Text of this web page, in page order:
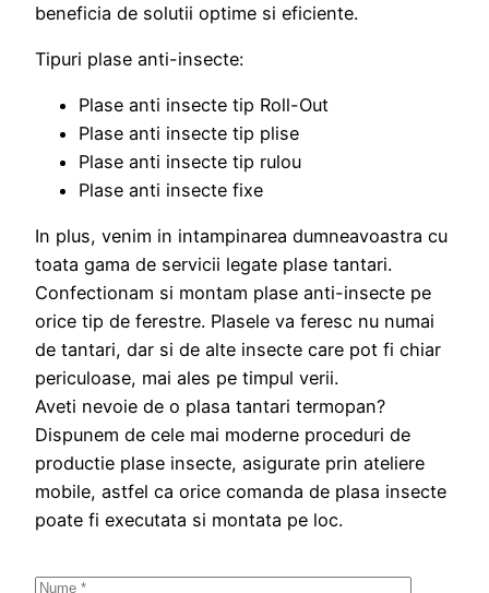
beneficia de solutii optime si eficiente.
Tipuri plase anti-insecte:
Plase anti insecte tip Roll-Out
Plase anti insecte tip plise
Plase anti insecte tip rulou
Plase anti insecte fixe
In plus, venim in intampinarea dumneavoastra cu
toata gama de servicii legate plase tantari.
Confectionam si montam plase anti-insecte pe
orice tip de ferestre. Plasele va feresc nu numai
de tantari, dar si de alte insecte care pot fi chiar
periculoase, mai ales pe timpul verii.
Aveti nevoie de o plasa tantari termopan?
Dispunem de cele mai moderne proceduri de
productie plase insecte, asigurate prin ateliere
mobile, astfel ca orice comanda de plasa insecte
poate fi executata si montata pe loc.